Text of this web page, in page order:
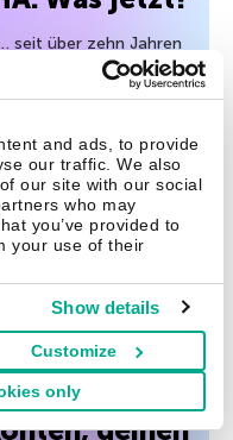
and ads, to provide
our traffic. We also
our site with our social
who may
you’ve provided to
your use of their
Show details
Customize
only
seit über zehn Jahren
immer wieder mit
um zu
sind. Aber die KI
sieht die Zukunft der
So
deinen